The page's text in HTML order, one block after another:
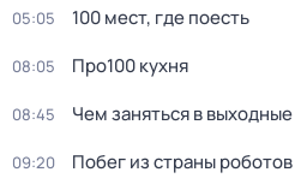
05:05 100 мест, где поесть
08:05 Про100 кухня
08:45 Чем заняться в выходные
09:20 Побег из страны роботов